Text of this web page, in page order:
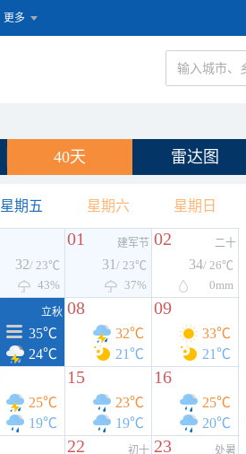
更多
40天 雷达图
星期五 星期六 星期日
32/ 23℃
43%
01 建军节
31 / 23℃
37%
02 二十
34/ 26℃
0mm
立秋
35℃
24℃
08
32℃
21℃
09
33℃
21℃
25℃
19℃
15
23℃
19℃
16
25℃
20℃
22 初十 23 处暑